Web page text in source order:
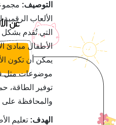
عن
التوصيف:
الألعاب الرقمية
التي تُقدم بشكل
الأطفال مبادئ
يمكن أن تكون
موضوعات مثل
توفير الطاقة،
والمحافظة على
الهدف: تعليم